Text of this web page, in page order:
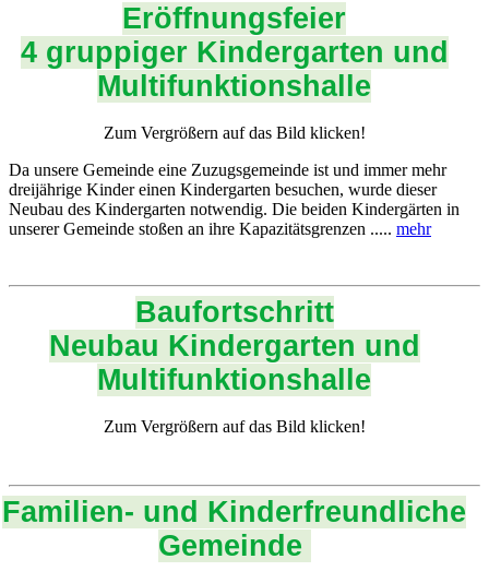
Eröffnungsfeier
4 gruppiger Kindergarten und
Multifunktionshalle
Zum Vergrößern auf das Bild klicken!
Da unsere Gemeinde eine Zuzugsgemeinde ist und immer mehr
dreijährige Kinder einen Kindergarten besuchen, wurde dieser
Neubau des Kindergarten notwendig. Die beiden Kindergärten in
unserer Gemeinde stoßen an ihre Kapazitätsgrenzen ..... mehr
Baufortschritt
Neubau Kindergarten und
Multifunktionshalle
Zum Vergrößern auf das Bild klicken!
Familien- und Kinderfreundliche
Gemeinde